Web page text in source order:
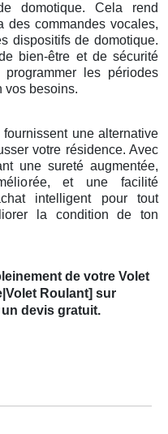
domotique. Cela rend
des commandes vocales,
dispositifs de domotique.
bien-être et de sécurité
les périodes
vos besoins.
une alternative
votre résidence. Avec
une sureté augmentée,
et une facilité
intelligent pour tout
la condition de ton
de votre Volet
Roulant] sur
devis gratuit.